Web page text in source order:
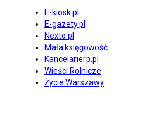
E-kiosk.pl
E-gazety.pl
Nexto.pl
Mała księgowość
Kancelarierp.pl
Wieści Rolnicze
Życie Warszawy